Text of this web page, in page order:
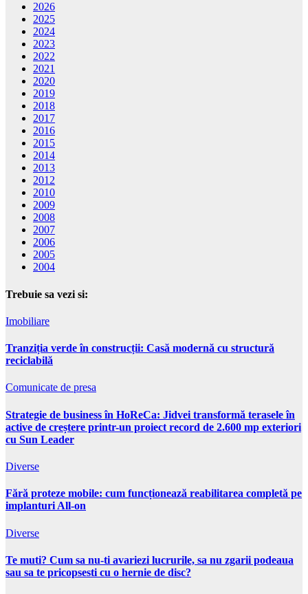
2026
2025
2024
2023
2022
2021
2020
2019
2018
2017
2016
2015
2014
2013
2012
2010
2009
2008
2007
2006
2005
2004
Trebuie sa vezi si:
Imobiliare
Tranziția verde în construcții: Casă modernă cu structură
reciclabilă
Comunicate de presa
Strategie de business în HoReCa: Jidvei transformă terasele în
active de creștere printr-un proiect record de 2.600 mp exteriori
cu Sun Leader
Diverse
Fără proteze mobile: cum funcționează reabilitarea completă pe
implanturi All-on
Diverse
Te muti? Cum sa nu-ti avariezi lucrurile, sa nu zgarii podeaua
sau sa te pricopsesti cu o hernie de disc?